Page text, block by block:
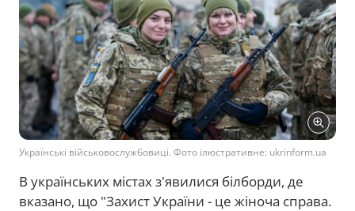
Українські військовослужбовиці. Фото ілюстративне: ukrinform.ua
В українських містах з'явилися білборди, де
вказано, що "Захист України - це жіноча справа.